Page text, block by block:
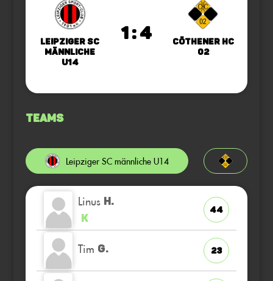
Leipziger SC
männliche
U14
1 : 4
Cöthener HC
02
Teams
Leipziger SC männliche U14
Linus H.
K
44
Tim G. 23